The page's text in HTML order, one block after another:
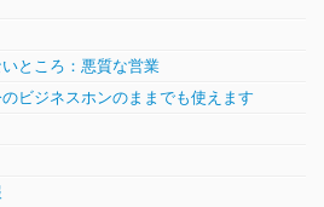
ところ：悪質な営業
ビジネスホンのままでも使えます